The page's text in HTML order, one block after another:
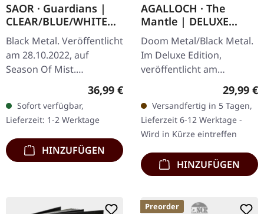
SAOR · Guardians |
CLEAR/BLUE/WHITE
SPLATTER 2LP
Black Metal. Veröffentlicht
am 28.10.2022, auf
Season Of Mist.
Kristallklares mit weißen
und blauen Splattern
doppeltes Vinyl, im
Gatefold-Cover mit…
Regulärer Preis:
36,99 €
Sofort verfügbar,
Lieferzeit: 1-2 Werktage
HINZUFÜGEN
AGALLOCH · The
Mantle | DELUXE
HARDCOVER BOOK
2CD
Doom Metal/Black Metal.
Im Deluxe Edition,
veröffentlicht am
12.07.2024, auf Eisenwald.
Deluxe 2-CD Buch Edition
mit Heißfolienprägung
und 64 Seiten…
29,99 €
Versandfertig in 5 Tagen,
Lieferzeit 6-12 Werktage -
Wird in Kürze eintreffen
HINZUFÜGEN
Preorder